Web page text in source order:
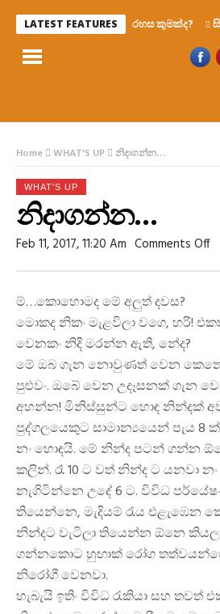
LATEST FEATURESරහස කුමක්ද?
Home WHAT'S UP නිදාගන්න…
WHAT'S UP
නිදාගන්න…
Feb 11, 2017, 11:20 Am Comments OffOn
ම්…කොහොමද මේ අලුත් දවස?
මොකද නිකං මැළවිලා වගෙ, හරි!
වෙනකං නිදි මරන්න ඇති, නේද?
මේ ඔබ ගැන නොවුණත් වෙන
පුළුවං. ඔබේ වෙන උදෑසනක් ගැන
අහන්න! මිනිස්සුන්ට හොඳ නින්දක්
පුද්ගලයෙකුට සාමාන්‍යයෙන් පැය 8
නං හොඳයි. මේ නින්ද පටන් ගන්න
කලින්. රෑ 10 ට වත් නින්ද ට යනවා
නැගිටින්නෙ උදේ 6 ට. විවිධ
තියෙන්නෙ, මැදියම් රැය එළැඹෙන
නින්දට වැටිලා තියෙන්න ඕනෙ
ගන්නකොට හුඟාක් රෝග
නිරෝගී වෙනවා.
හැබැයි ඉතිං විවිධ රැකියා සහ තවත්